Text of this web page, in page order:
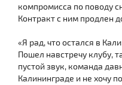
компромисса по поводу
Контракт с ним продлен
«Я рад, что остался в
Пошел навстречу клубу,
пустой звук, команда
Калининграде и не хочу